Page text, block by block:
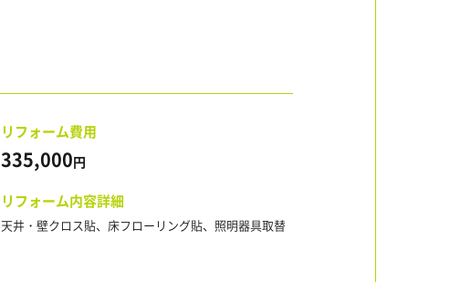
リフォーム費用
335,000円
リフォーム内容詳細
天井・壁クロス貼、床フローリング貼、照明器具取替